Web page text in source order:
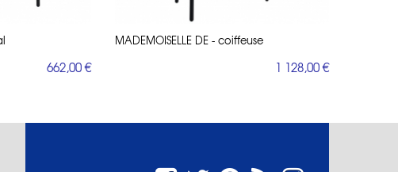
662,00 €
MADEMOISELLE DE - coiffeuse
1 128,00 €